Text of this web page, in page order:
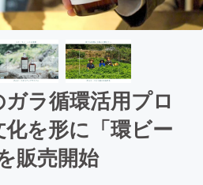
ラ循環活用プロ
を形に「環ビー
販売開始